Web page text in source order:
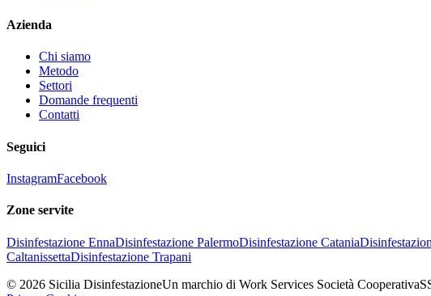
Azienda
Chi siamo
Metodo
Settori
Domande frequenti
Contatti
Seguici
InstagramFacebook
Zone servite
Disinfestazione EnnaDisinfestazione PalermoDisinfestazione Catania
CaltanissettaDisinfestazione Trapani
© 2026 Sicilia DisinfestazioneUn marchio di Work Services Società Cooperativa